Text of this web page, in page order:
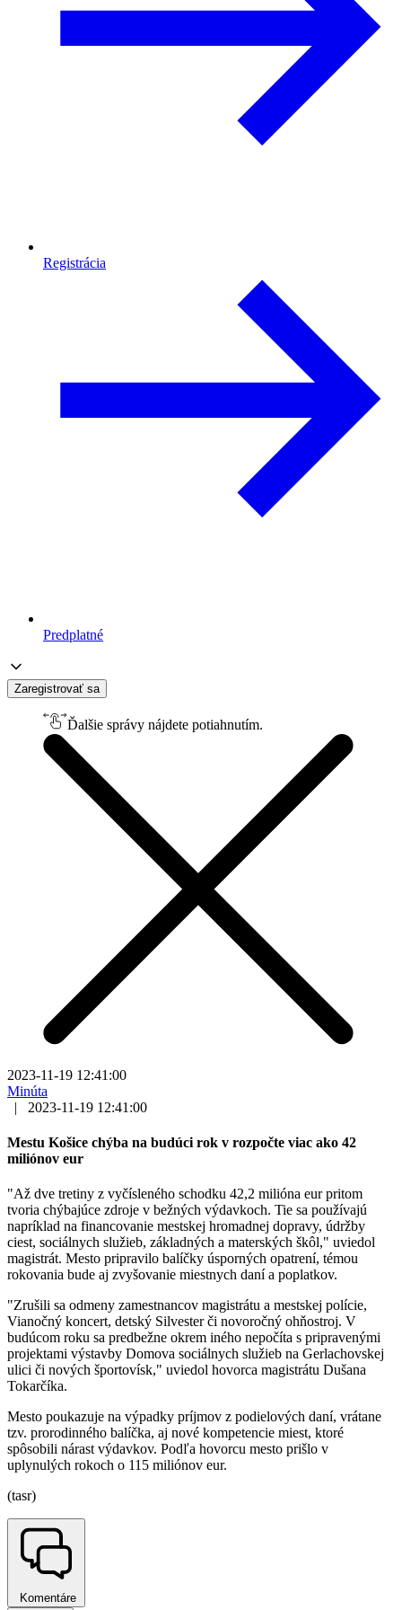
Registrácia
Predplatné
Zaregistrovať sa
Ďalšie správy nájdete potiahnutím.
2023-11-19 12:41:00
Minúta
|
2023-11-19 12:41:00
Mestu Košice chýba na budúci rok v rozpočte viac ako 42
miliónov eur
"Až dve tretiny z vyčísleného schodku 42,2 milióna eur pritom
tvoria chýbajúce zdroje v bežných výdavkoch. Tie sa používajú
napríklad na financovanie mestskej hromadnej dopravy, údržby
ciest, sociálnych služieb, základných a materských škôl," uviedol
magistrát. Mesto pripravilo balíčky úsporných opatrení, témou
rokovania bude aj zvyšovanie miestnych daní a poplatkov.
"Zrušili sa odmeny zamestnancov magistrátu a mestskej polície,
Vianočný koncert, detský Silvester či novoročný ohňostroj. V
budúcom roku sa predbežne okrem iného nepočíta s pripravenými
projektami výstavby Domova sociálnych služieb na Gerlachovskej
ulici či nových športovísk," uviedol hovorca magistrátu Dušana
Tokarčíka.
Mesto poukazuje na výpadky príjmov z podielových daní, vrátane
tzv. prorodinného balíčka, aj nové kompetencie miest, ktoré
spôsobili nárast výdavkov. Podľa hovorcu mesto prišlo v
uplynulých rokoch o 115 miliónov eur.
(tasr)
Komentáre